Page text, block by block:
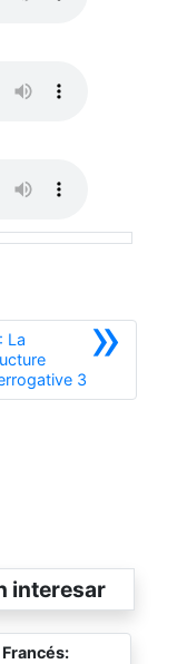
»
La
3Siguiente
interesar